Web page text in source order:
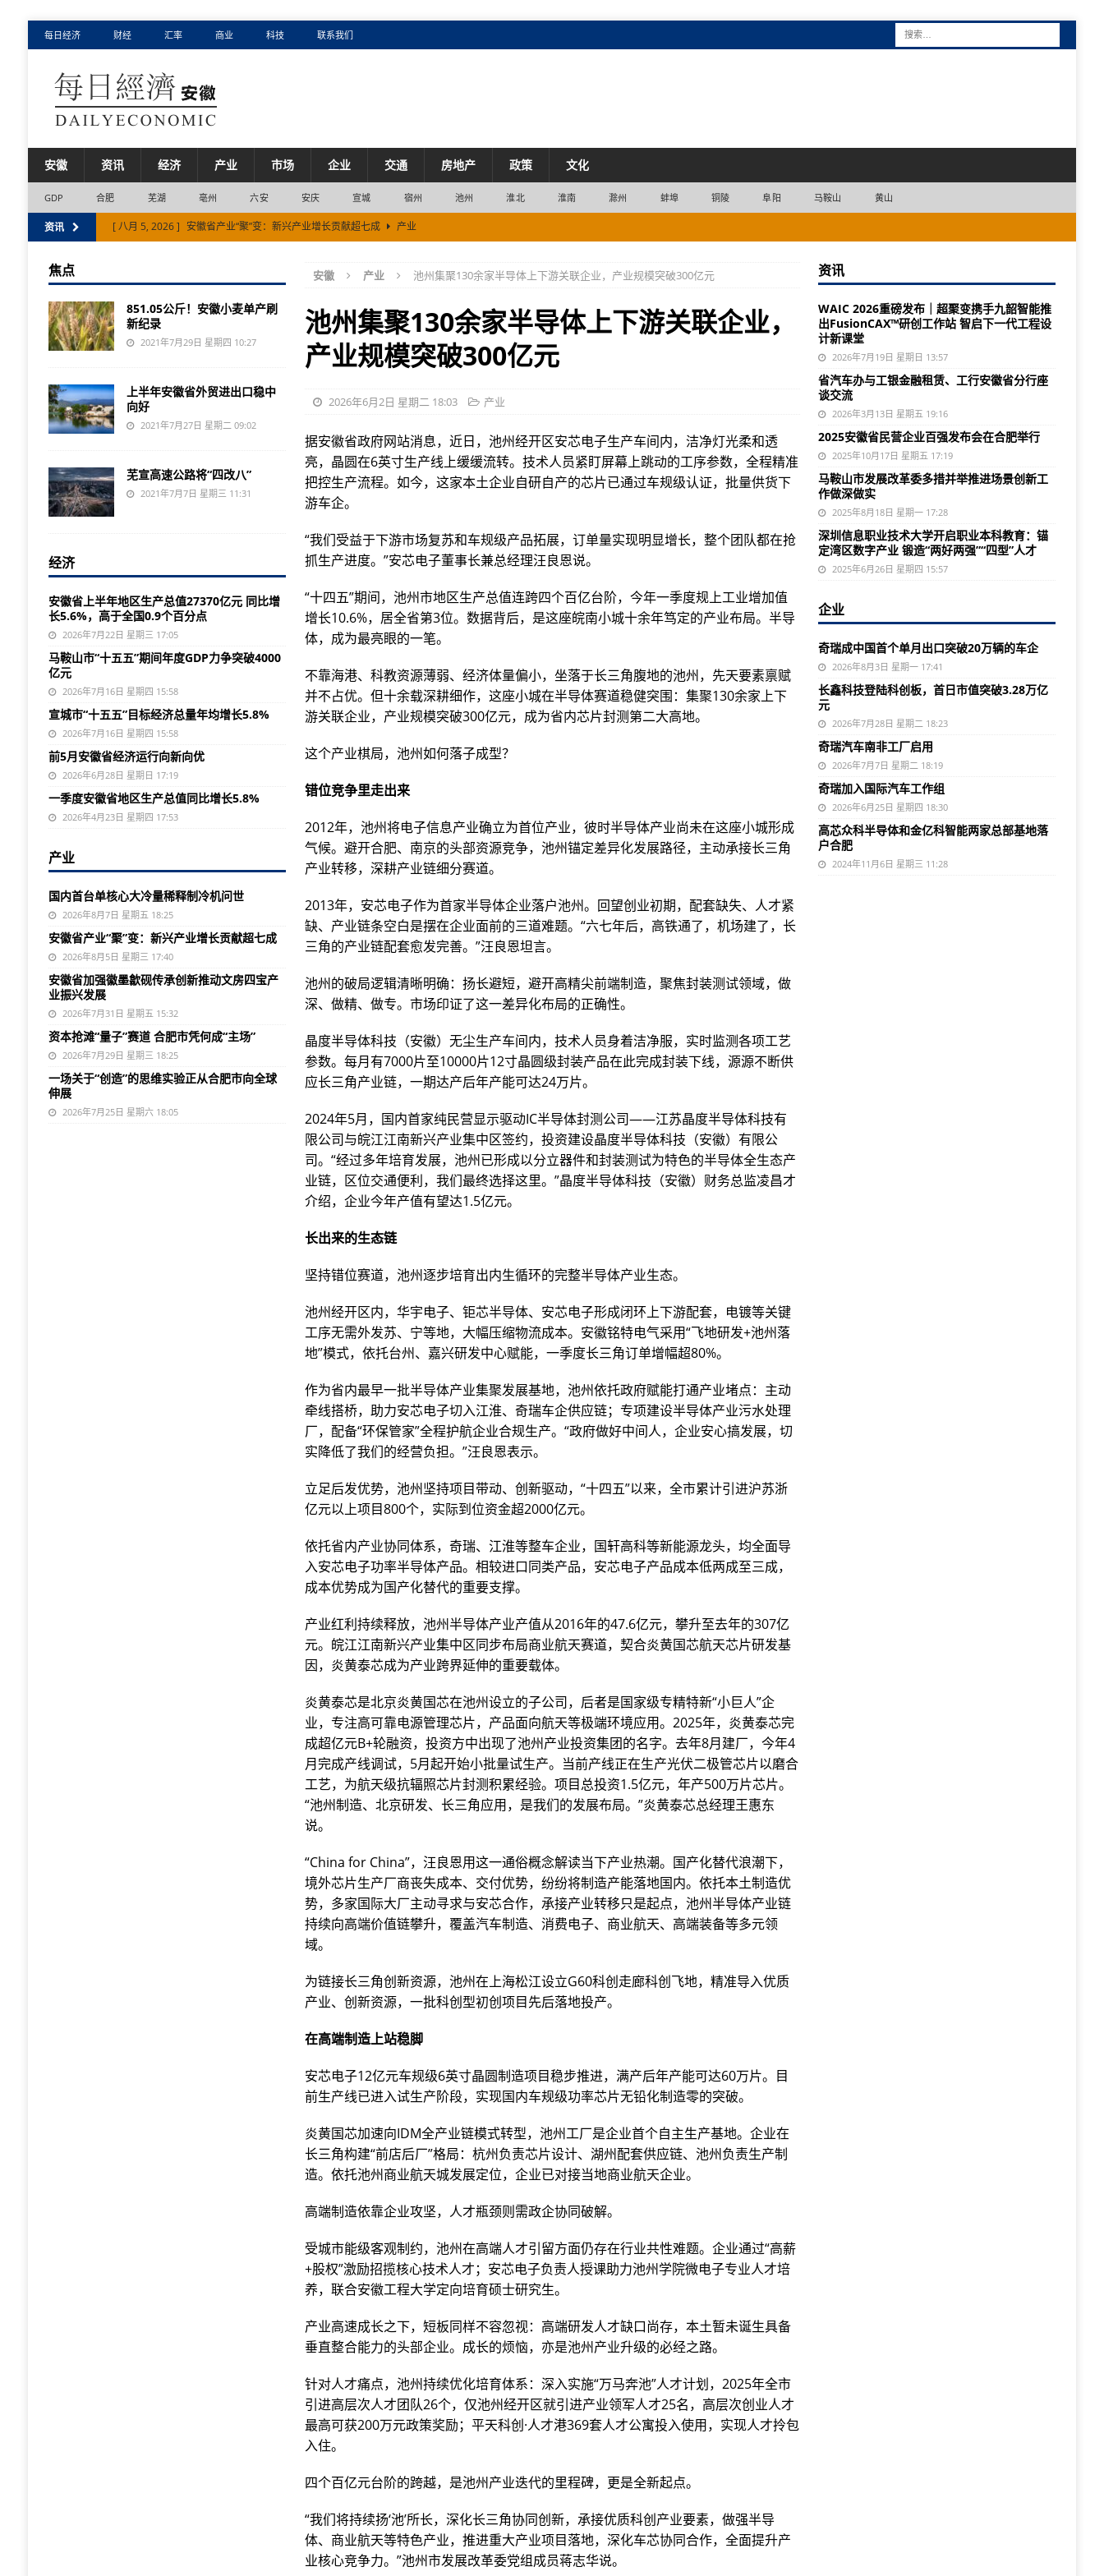
每日经济 财经 汇率 商业 科技 联系我们
安徽 资讯 经济 产业 市场 企业 交通 房地产 政策 文化
GDP 合肥 芜湖 亳州 六安 安庆 宣城 宿州 池州 淮北 淮南 滁州 蚌埠 铜陵 阜阳 马鞍山 黄山
资讯 [ 八月 5, 2026 ] 安徽省产业“聚”变：新兴产业增长贡献超七成
产业
[ 八月 7, 2026 ] 国内首台单核心大冷量稀释制冷机问世 产业
安徽 产业 池州集聚130余家半导体上下游关联企业，产业规模突破300亿元
池州集聚130余家半导体上下游关联企业，
产业规模突破300亿元
2026年6月2日 星期二 18:03 产业
据安徽省政府网站消息，近日，池州经开区安芯电子生产车间内，洁净灯光柔和透
亮，晶圆在6英寸生产线上缓缓流转。技术人员紧盯屏幕上跳动的工序参数，全程精准
把控生产流程。如今，这家本土企业自研自产的芯片已通过车规级认证，批量供货下
游车企。
“我们受益于下游市场复苏和车规级产品拓展，订单量实现明显增长，整个团队都在抢
抓生产进度。”安芯电子董事长兼总经理汪良恩说。
“十四五”期间，池州市地区生产总值连跨四个百亿台阶，今年一季度规上工业增加值
增长10.6%，居全省第3位。数据背后，是这座皖南小城十余年笃定的产业布局。半导
体，成为最亮眼的一笔。
不靠海港、科教资源薄弱、经济体量偏小，坐落于长三角腹地的池州，先天要素禀赋
并不占优。但十余载深耕细作，这座小城在半导体赛道稳健突围：集聚130余家上下
游关联企业，产业规模突破300亿元，成为省内芯片封测第二大高地。
这个产业棋局，池州如何落子成型？
错位竞争里走出来
2012年，池州将电子信息产业确立为首位产业，彼时半导体产业尚未在这座小城形成
气候。避开合肥、南京的头部资源竞争，池州锚定差异化发展路径，主动承接长三角
产业转移，深耕产业链细分赛道。
2013年，安芯电子作为首家半导体企业落户池州。回望创业初期，配套缺失、人才紧
缺、产业链条空白是摆在企业面前的三道难题。“六七年后，高铁通了，机场建了，长
三角的产业链配套愈发完善。”汪良恩坦言。
池州的破局逻辑清晰明确：扬长避短，避开高精尖前端制造，聚焦封装测试领域，做
深、做精、做专。市场印证了这一差异化布局的正确性。
晶度半导体科技（安徽）无尘生产车间内，技术人员身着洁净服，实时监测各项工艺
参数。每月有7000片至10000片12寸晶圆级封装产品在此完成封装下线，源源不断供
应长三角产业链，一期达产后年产能可达24万片。
2024年5月，国内首家纯民营显示驱动IC半导体封测公司——江苏晶度半导体科技有
限公司与皖江江南新兴产业集中区签约，投资建设晶度半导体科技（安徽）有限公
司。“经过多年培育发展，池州已形成以分立器件和封装测试为特色的半导体全生态产
业链，区位交通便利，我们最终选择这里。”晶度半导体科技（安徽）财务总监凌昌才
介绍，企业今年产值有望达1.5亿元。
长出来的生态链
坚持错位赛道，池州逐步培育出内生循环的完整半导体产业生态。
池州经开区内，华宇电子、钜芯半导体、安芯电子形成闭环上下游配套，电镀等关键
工序无需外发苏、宁等地，大幅压缩物流成本。安徽铭特电气采用“飞地研发+池州落
地”模式，依托台州、嘉兴研发中心赋能，一季度长三角订单增幅超80%。
作为省内最早一批半导体产业集聚发展基地，池州依托政府赋能打通产业堵点：主动
牵线搭桥，助力安芯电子切入江淮、奇瑞车企供应链；专项建设半导体产业污水处理
厂，配备“环保管家”全程护航企业合规生产。“政府做好中间人，企业安心搞发展，切
实降低了我们的经营负担。”汪良恩表示。
立足后发优势，池州坚持项目带动、创新驱动，“十四五”以来，全市累计引进沪苏浙
亿元以上项目800个，实际到位资金超2000亿元。
依托省内产业协同体系，奇瑞、江淮等整车企业，国轩高科等新能源龙头，均全面导
入安芯电子功率半导体产品。相较进口同类产品，安芯电子产品成本低两成至三成，
成本优势成为国产化替代的重要支撑。
产业红利持续释放，池州半导体产业产值从2016年的47.6亿元，攀升至去年的307亿
元。皖江江南新兴产业集中区同步布局商业航天赛道，契合炎黄国芯航天芯片研发基
因，炎黄泰芯成为产业跨界延伸的重要载体。
炎黄泰芯是北京炎黄国芯在池州设立的子公司，后者是国家级专精特新“小巨人”企
业，专注高可靠电源管理芯片，产品面向航天等极端环境应用。2025年，炎黄泰芯完
成超亿元B+轮融资，投资方中出现了池州产业投资集团的名字。去年8月建厂，今年4
月完成产线调试，5月起开始小批量试生产。当前产线正在生产光伏二极管芯片以磨合
工艺，为航天级抗辐照芯片封测积累经验。项目总投资1.5亿元，年产500万片芯片。
“池州制造、北京研发、长三角应用，是我们的发展布局。”炎黄泰芯总经理王惠东
说。
“China for China”，汪良恩用这一通俗概念解读当下产业热潮。国产化替代浪潮下，
境外芯片生产厂商丧失成本、交付优势，纷纷将制造产能落地国内。依托本土制造优
势，多家国际大厂主动寻求与安芯合作，承接产业转移只是起点，池州半导体产业链
持续向高端价值链攀升，覆盖汽车制造、消费电子、商业航天、高端装备等多元领
域。
为链接长三角创新资源，池州在上海松江设立G60科创走廊科创飞地，精准导入优质
产业、创新资源，一批科创型初创项目先后落地投产。
在高端制造上站稳脚
安芯电子12亿元车规级6英寸晶圆制造项目稳步推进，满产后年产能可达60万片。目
前生产线已进入试生产阶段，实现国内车规级功率芯片无铅化制造零的突破。
炎黄国芯加速向IDM全产业链模式转型，池州工厂是企业首个自主生产基地。企业在
长三角构建“前店后厂”格局：杭州负责芯片设计、湖州配套供应链、池州负责生产制
造。依托池州商业航天城发展定位，企业已对接当地商业航天企业。
高端制造依靠企业攻坚，人才瓶颈则需政企协同破解。
受城市能级客观制约，池州在高端人才引留方面仍存在行业共性难题。企业通过“高薪
+股权”激励招揽核心技术人才；安芯电子负责人授课助力池州学院微电子专业人才培
养，联合安徽工程大学定向培育硕士研究生。
产业高速成长之下，短板同样不容忽视：高端研发人才缺口尚存，本土暂未诞生具备
垂直整合能力的头部企业。成长的烦恼，亦是池州产业升级的必经之路。
针对人才痛点，池州持续优化培育体系：深入实施“万马奔池”人才计划，2025年全市
引进高层次人才团队26个，仅池州经开区就引进产业领军人才25名，高层次创业人才
最高可获200万元政策奖励；平天科创·人才港369套人才公寓投入使用，实现人才拎包
入住。
四个百亿元台阶的跨越，是池州产业迭代的里程碑，更是全新起点。
“我们将持续扬‘池’所长，深化长三角协同创新，承接优质科创产业要素，做强半导
体、商业航天等特色产业，推进重大产业项目落地，深化车芯协同合作，全面提升产
业核心竞争力。”池州市发展改革委党组成员蒋志华说。
焦点
851.05公斤！安徽小麦单产刷
新纪录
2021年7月29日 星期四 10:27
上半年安徽省外贸进出口稳中
向好
2021年7月27日 星期二 09:02
芜宣高速公路将“四改八”
2021年7月7日 星期三 11:31
经济
安徽省上半年地区生产总值27370亿元 同比增
长5.6%，高于全国0.9个百分点
2026年7月22日 星期三 17:05
马鞍山市“十五五”期间年度GDP力争突破4000
亿元
2026年7月16日 星期四 15:58
宣城市“十五五”目标经济总量年均增长5.8%
2026年7月16日 星期四 15:58
前5月安徽省经济运行向新向优
2026年6月28日 星期日 17:19
一季度安徽省地区生产总值同比增长5.8%
2026年4月23日 星期四 17:53
产业
国内首台单核心大冷量稀释制冷机问世
2026年8月7日 星期五 18:25
安徽省产业“聚”变：新兴产业增长贡献超七成
2026年8月5日 星期三 17:40
安徽省加强徽墨歙砚传承创新推动文房四宝产
业振兴发展
2026年7月31日 星期五 15:32
资本抢滩“量子”赛道 合肥市凭何成“主场”
2026年7月29日 星期三 18:25
一场关于“创造”的思维实验正从合肥市向全球
伸展
2026年7月25日 星期六 18:05
资讯
WAIC 2026重磅发布｜超聚变携手九韶智能推
出FusionCAX™研创工作站 智启下一代工程设
计新课堂
2026年7月19日 星期日 13:57
省汽车办与工银金融租赁、工行安徽省分行座
谈交流
2026年3月13日 星期五 19:16
2025安徽省民营企业百强发布会在合肥举行
2025年10月17日 星期五 17:19
马鞍山市发展改革委多措并举推进场景创新工
作做深做实
2025年8月18日 星期一 17:28
深圳信息职业技术大学开启职业本科教育：锚
定湾区数字产业 锻造“两好两强”“四型”人才
2025年6月26日 星期四 15:57
企业
奇瑞成中国首个单月出口突破20万辆的车企
2026年8月3日 星期一 17:41
长鑫科技登陆科创板，首日市值突破3.28万亿
元
2026年7月28日 星期二 18:23
奇瑞汽车南非工厂启用
2026年7月7日 星期二 18:19
奇瑞加入国际汽车工作组
2026年6月25日 星期四 18:30
高芯众科半导体和金亿科智能两家总部基地落
户合肥
2024年11月6日 星期三 11:28